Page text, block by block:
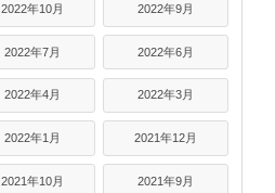
2022年10月 2022年9月
2022年7月 2022年6月
2022年4月 2022年3月
2022年1月 2021年12月
2021年10月 2021年9月